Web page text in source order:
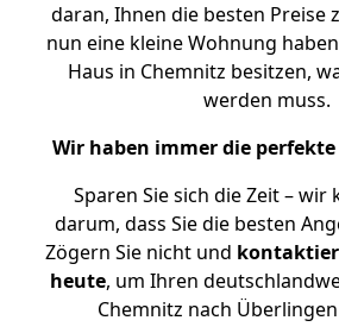
daran, Ihnen die besten Preise
nun eine kleine Wohnung
Haus in Chemnitz besitzen,
werden muss.
Wir haben immer die
Sparen Sie sich die Zeit – wir
darum, dass Sie die besten
Zögern Sie nicht und
heute, um Ihren
Chemnitz nach